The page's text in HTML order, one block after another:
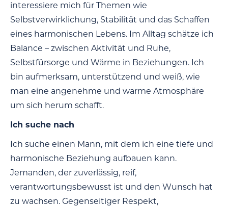
interessiere mich für Themen wie
Selbstverwirklichung, Stabilität und das Schaffen
eines harmonischen Lebens. Im Alltag schätze ich
Balance – zwischen Aktivität und Ruhe,
Selbstfürsorge und Wärme in Beziehungen. Ich
bin aufmerksam, unterstützend und weiß, wie
man eine angenehme und warme Atmosphäre
um sich herum schafft.
Ich suche nach
Ich suche einen Mann, mit dem ich eine tiefe und
harmonische Beziehung aufbauen kann.
Jemanden, der zuverlässig, reif,
verantwortungsbewusst ist und den Wunsch hat
zu wachsen. Gegenseitiger Respekt,